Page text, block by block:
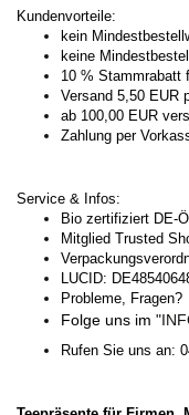
Kundenvorteile:
kein
keine
10 % Stammrabatt
Versand 5,50 EUR
ab 100,00 EUR
Zahlung per
Service & Infos:
Bio zertifiziert DE-
Mitglied Trusted
LUCID:
Probleme, Fragen?
Folge uns im
Rufen Sie uns an: